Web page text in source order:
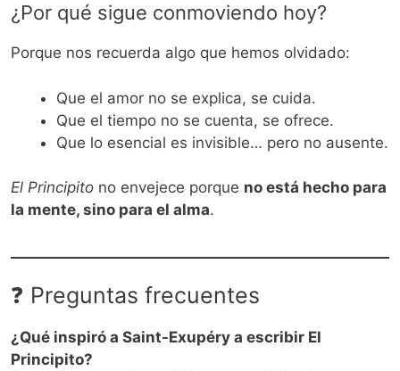
¿Por qué sigue conmoviendo hoy?
Porque nos recuerda algo que hemos olvidado:
Que el amor no se explica, se cuida.
Que el tiempo no se cuenta, se ofrece.
Que lo esencial es invisible… pero no ausente.
El Principito no envejece porque no está hecho para
la mente, sino para el alma.
❓ Preguntas frecuentes
¿Qué inspiró a Saint-Exupéry a escribir El
Principito?